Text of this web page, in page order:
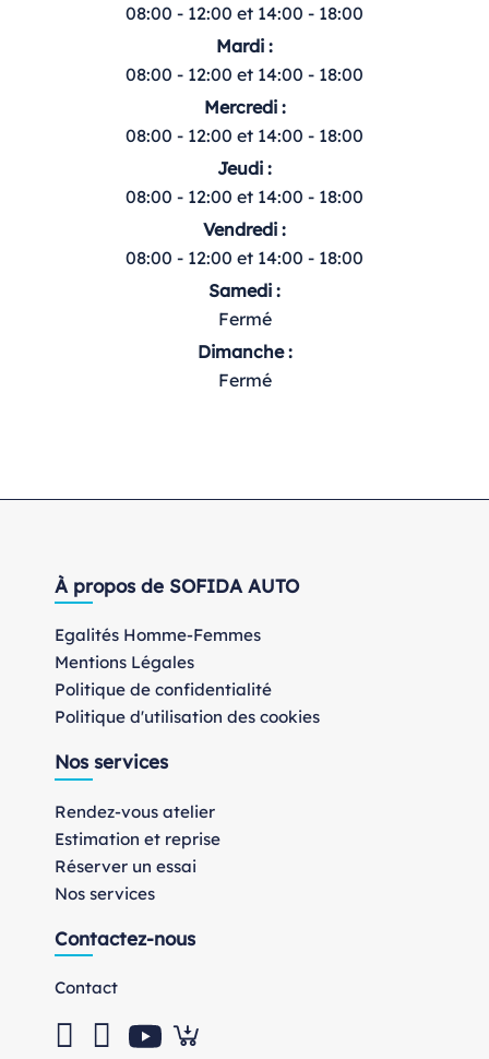
08:00 - 12:00 et 14:00 - 18:00
Mardi :
08:00 - 12:00 et 14:00 - 18:00
Mercredi :
08:00 - 12:00 et 14:00 - 18:00
Jeudi :
08:00 - 12:00 et 14:00 - 18:00
Vendredi :
08:00 - 12:00 et 14:00 - 18:00
Samedi :
Fermé
Dimanche :
Fermé
À propos de SOFIDA AUTO
Egalités Homme-Femmes
Mentions Légales
Politique de confidentialité
Politique d'utilisation des cookies
Nos services
Rendez-vous atelier
Estimation et reprise
Réserver un essai
Nos services
Contactez-nous
Contact